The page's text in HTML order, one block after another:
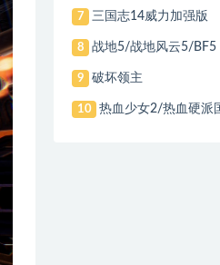
7 三国志14威力加强版
8 战地5/战地风云5/BF5
9 破坏领主
10 热血少女2/热血硬派